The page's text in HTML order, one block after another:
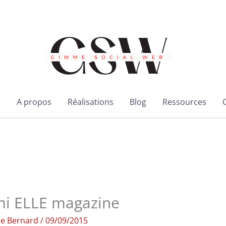
A propos Réalisations Blog Ressources
ELLE magazine
Bernard /09/09/2015